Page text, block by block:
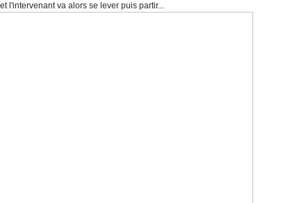
l'intervenant va alors se lever puis partir...